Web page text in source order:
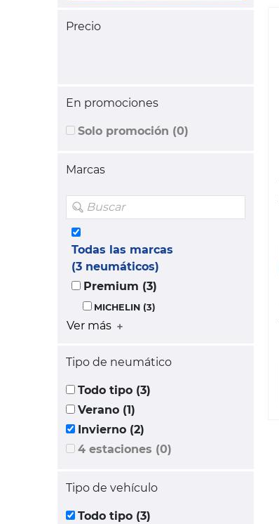
Precio
En promociones
Solo promoción (0)
Marcas
Todas las marcas
(3 neumáticos)
Premium (3)
MICHELIN (3)
Ver más
Tipo de neumático
Todo tipo (3)
Verano (1)
Invierno (2)
4 estaciones (0)
Tipo de vehículo
Todo tipo (3)